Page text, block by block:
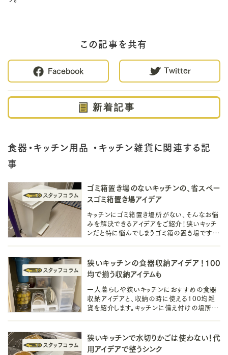
この記事を共有
Facebook Twitter
新着記事
食器・キッチン用品 ・キッチン雑貨に関連する記
事
ゴミ箱置き場のないキッチンの、省スペー
スゴミ箱置き場アイデア
キッチンにゴミ箱置き場所がない、そんなお悩
みを解決できるアイデアをご紹介！狭いキッチ
ンだと特に悩んでしまうゴミ箱の置き場です
狭いキッチンの食器収納アイデア！100
均で揃う収納アイテムも
一人暮らしや狭いキッチンにおすすめの食器
収納アイデアと、収納の時に使える100均雑
貨を紹介します。キッチンに備え付けの場所を
狭いキッチンで水切りかごは使わない！代
用アイデアで整うシンク